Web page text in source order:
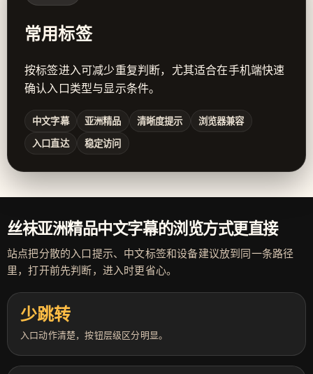
常用标签
按标签进入可减少重复判断，尤其适合在手机端快速
确认入口类型与显示条件。
中文字幕 亚洲精品 清晰度提示
浏览器兼容
入口直达
稳定访问
丝袜亚洲精品中文字幕的浏览方式更直接
站点把分散的入口提示、中文标签和设备建议放到同一条路径
里，打开前先判断，进入时更省心。
少跳转
入口动作清楚，按钮层级区分明显。